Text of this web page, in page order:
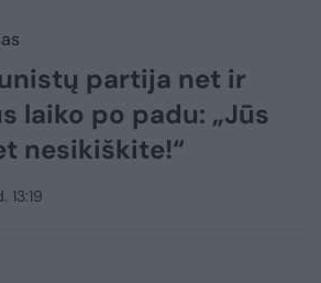
partija net ir
laiko po padu: „Jūs
nesikiškite!“